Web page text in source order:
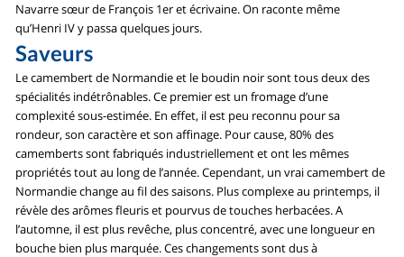
Navarre sœur de François 1er et écrivaine. On raconte même
qu’Henri IV y passa quelques jours.
Saveurs
Le camembert de Normandie et le boudin noir sont tous deux des
spécialités indétrônables. Ce premier est un fromage d’une
complexité sous-estimée. En effet, il est peu reconnu pour sa
rondeur, son caractère et son affinage. Pour cause, 80% des
camemberts sont fabriqués industriellement et ont les mêmes
propriétés tout au long de l’année. Cependant, un vrai camembert de
Normandie change au fil des saisons. Plus complexe au printemps, il
révèle des arômes fleuris et pourvus de touches herbacées. A
l’automne, il est plus revêche, plus concentré, avec une longueur en
bouche bien plus marquée. Ces changements sont dus à